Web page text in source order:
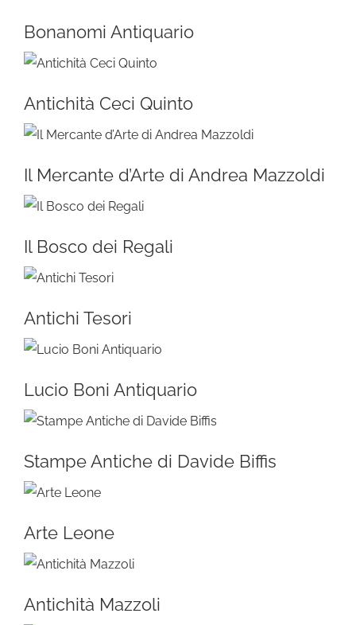
Bonanomi Antiquario
Antichità Ceci Quinto
Il Mercante d’Arte di Andrea Mazzoldi
Il Bosco dei Regali
Antichi Tesori
Lucio Boni Antiquario
Stampe Antiche di Davide Biffis
Arte Leone
Antichità Mazzoli